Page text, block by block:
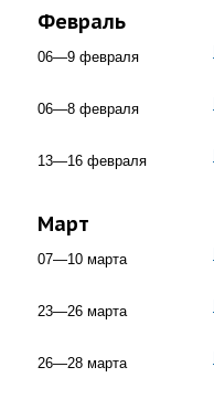
Февраль
06—9 февраля
06—8 февраля
13—16 февраля
Март
07—10 марта
23—26 марта
26—28 марта